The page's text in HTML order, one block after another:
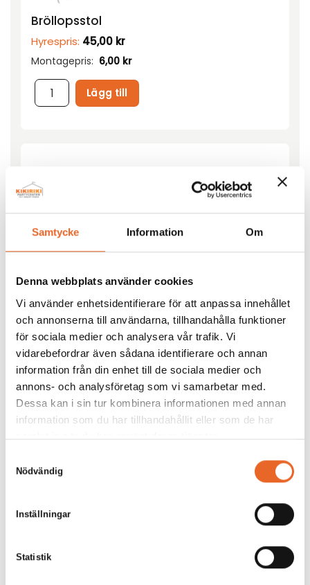
Samtycke Information Om
Denna webbplats använder cookies
Vi använder enhetsidentifierare för att anpassa innehållet
och annonserna till användarna, tillhandahålla funktioner
för sociala medier och analysera vår trafik. Vi
vidarebefordrar även sådana identifierare och annan
information från din enhet till de sociala medier och
annons- och analysföretag som vi samarbetar med.
Dessa kan i sin tur kombinera informationen med annan
information som du har tillhandahållit eller som de har
samlat in när du har använt deras tjänster.
Nödvändig
Inställningar
Statistik
Bröllopsstol
Hyrespris: 45,00 kr
Montagepris: 6,00 kr
Lägg till
Tält Ellips-75 6×12,9m
Hyrespris: 4 620,00kr
Montagepris: 3 980,00kr
Lägg till
Bord 180x80cm
Hyrespris: 66,00kr
Montagepris: 20,00kr